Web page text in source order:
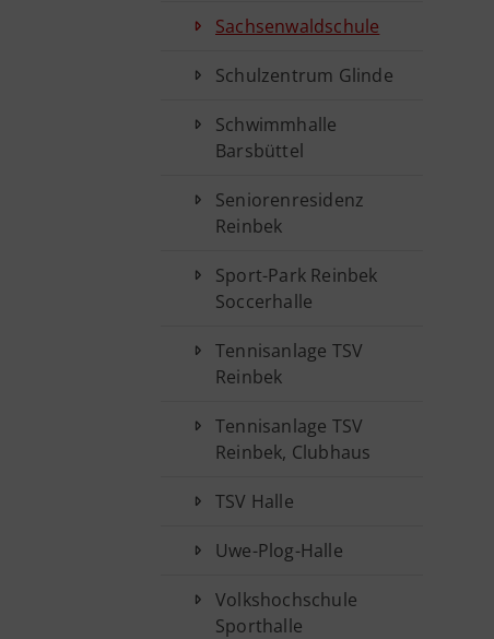
Sachsenwaldschule
Schulzentrum Glinde
Schwimmhalle
Barsbüttel
Seniorenresidenz
Reinbek
Sport-Park Reinbek
Soccerhalle
Tennisanlage TSV
Reinbek
Tennisanlage TSV
Reinbek, Clubhaus
TSV Halle
Uwe-Plog-Halle
Volkshochschule
Sporthalle